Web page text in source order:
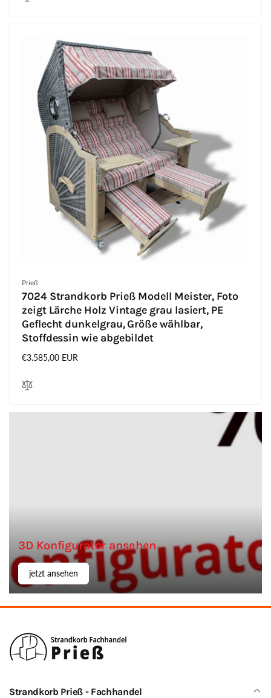
Anbieter:
Prieß
7024 Strandkorb Prieß Modell Meister, Foto
zeigt Lärche Holz Vintage grau lasiert, PE
Geflecht dunkelgrau, Größe wählbar,
Stoffdessin wie abgebildet
Normaler
€3.585,00 EUR
3D Konfigurator ansehen
jetzt ansehen
Strandkorb Prieß - Fachhandel